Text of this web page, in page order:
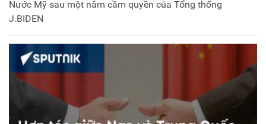
Nước Mỹ sau một năm cầm quyền của Tổng thống
J.BIDEN